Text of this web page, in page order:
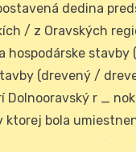
dedina
/ z Oravských
stavby
(drevený /
r _
ktorej bola